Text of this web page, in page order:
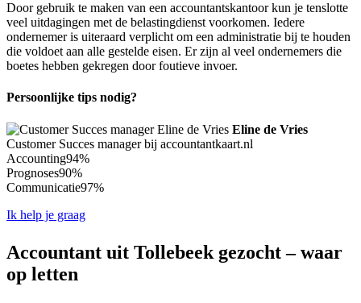
Door gebruik te maken van een accountantskantoor kun je tenslotte
veel uitdagingen met de belastingdienst voorkomen. Iedere
ondernemer is uiteraard verplicht om een administratie bij te houden
die voldoet aan alle gestelde eisen. Er zijn al veel ondernemers die
boetes hebben gekregen door foutieve invoer.
Persoonlijke tips nodig?
Eline de Vries
Customer Succes manager bij accountantkaart.nl
Accounting94%
Prognoses90%
Communicatie97%
Ik help je graag
Accountant uit Tollebeek gezocht – waar
op letten